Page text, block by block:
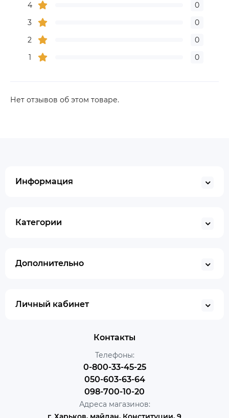
4
0
3
0
2
0
1
0
Нет отзывов об этом товаре.
Информация
Категории
Дополнительно
Личный кабинет
Контакты
Телефоны:
0-800-33-45-25
050-603-63-64
098-700-10-20
Адреса магазинов: